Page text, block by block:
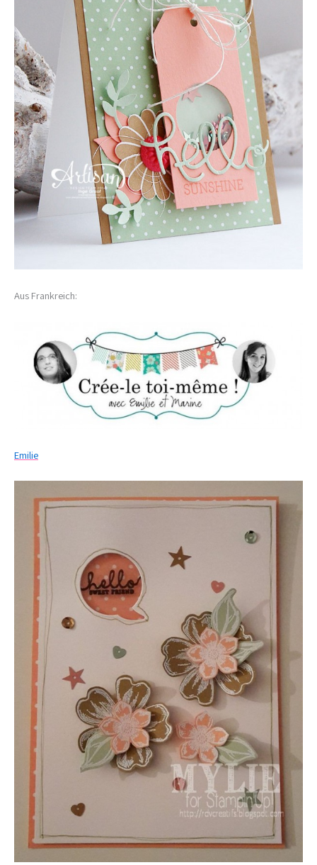
Aus Frankreich:
Emilie